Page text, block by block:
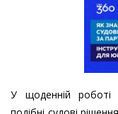
У щоденній роботі